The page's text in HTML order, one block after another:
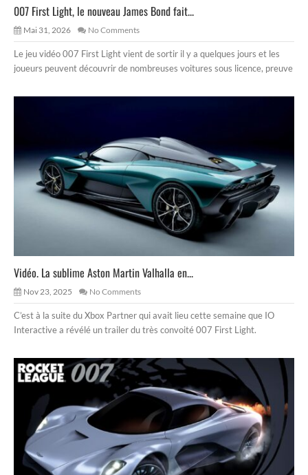
007 First Light, le nouveau James Bond fait...
Mai 31, 2026 No Comments
Le jeu vidéo 007 First Light vient de sortir il y a quelques jours et les
joueurs peuvent découvrir de nombreuses voitures sous licence, preuve
Vidéo. La sublime Aston Martin Valhalla en...
Nov 23, 2025 No Comments
C’est à la suite du Xbox Partner qui avait lieu cette semaine que IO
Interactive a révélé un trailer du très convoité 007 First Light.